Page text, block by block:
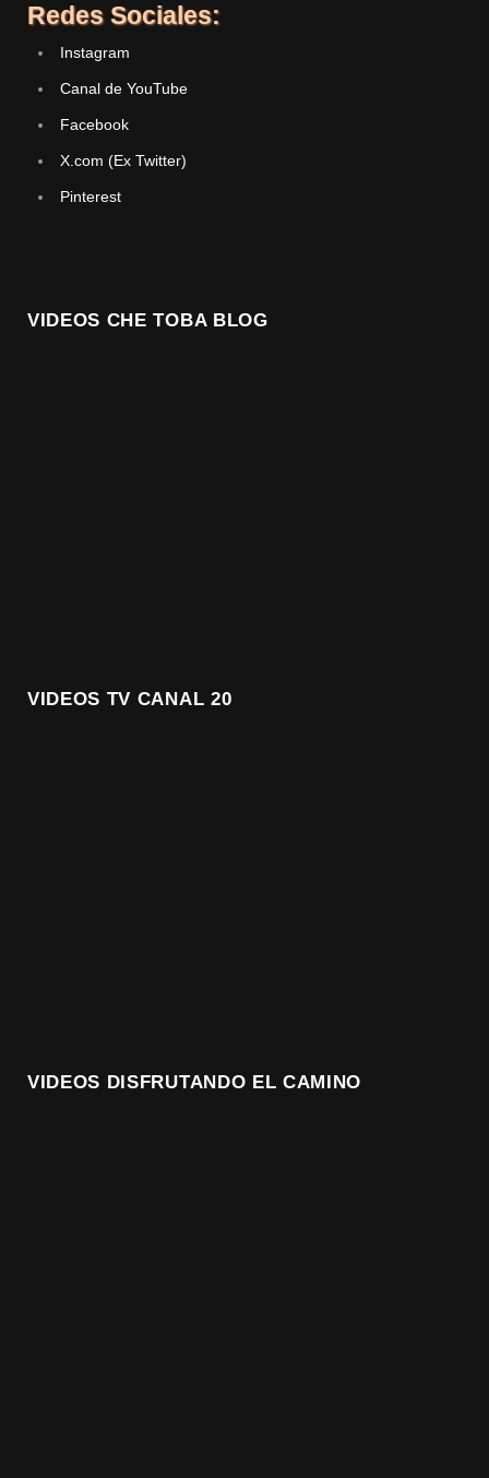
Redes Sociales:
Instagram
Canal de YouTube
Facebook
X.com (Ex Twitter)
Pinterest
VIDEOS CHE TOBA BLOG
VIDEOS TV CANAL 20
VIDEOS DISFRUTANDO EL CAMINO